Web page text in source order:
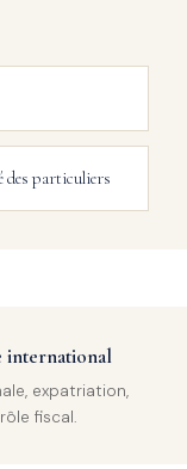
des particuliers
international
expatriation,
fiscal.